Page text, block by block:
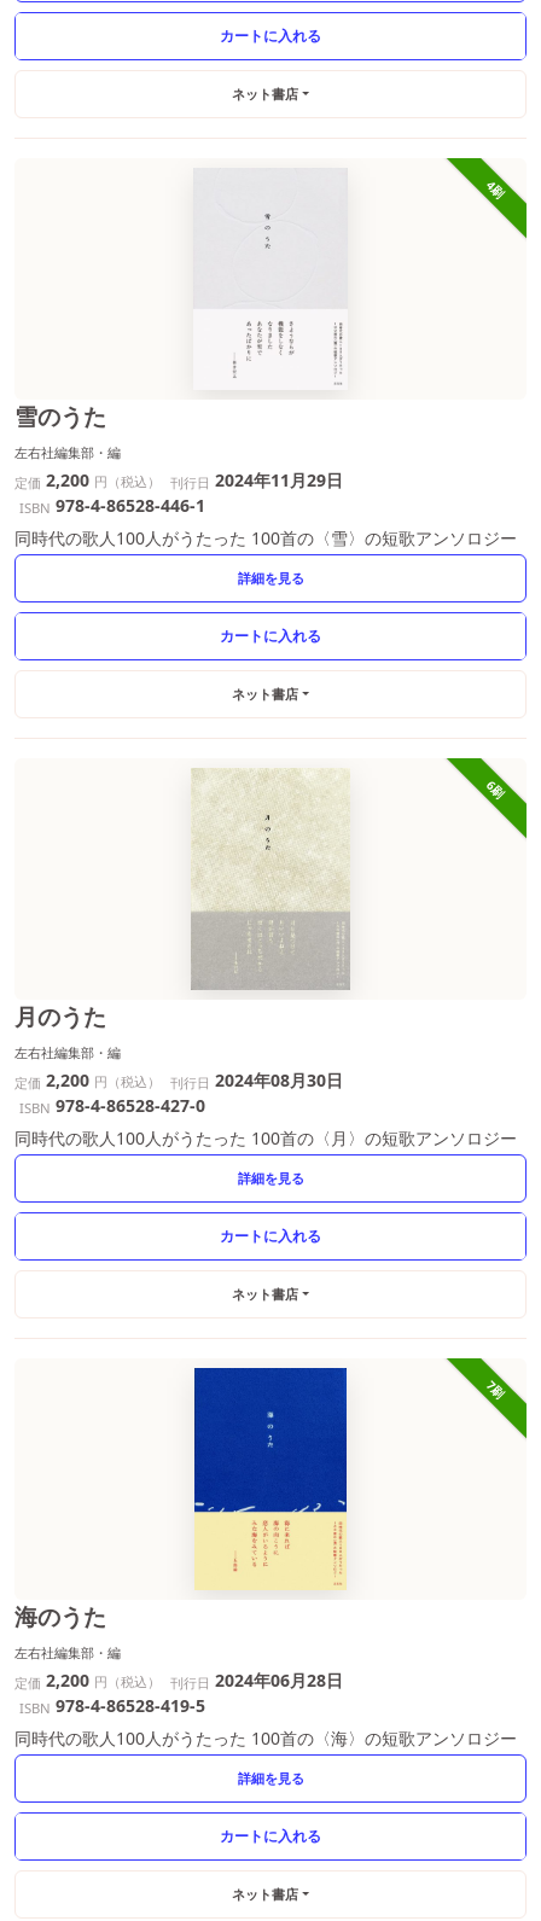
ネット書店
4刷
雪のうた
左右社編集部・編
定価 2,200 円（税込） 刊行日 2024年11月29日
ISBN 978-4-86528-446-1
同時代の歌人100人がうたった 100首の〈雪〉の短歌アンソロジー
詳細を見る
ネット書店
6刷
月のうた
左右社編集部・編
定価 2,200 円（税込） 刊行日 2024年08月30日
ISBN 978-4-86528-427-0
同時代の歌人100人がうたった 100首の〈月〉の短歌アンソロジー
詳細を見る
ネット書店
7刷
海のうた
左右社編集部・編
定価 2,200 円（税込） 刊行日 2024年06月28日
ISBN 978-4-86528-419-5
同時代の歌人100人がうたった 100首の〈海〉の短歌アンソロジー
詳細を見る
ネット書店